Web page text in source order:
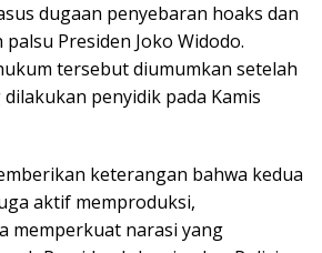
dugaan penyebaran hoaks dan
Presiden Joko Widodo.
tersebut diumumkan setelah
penyidik pada Kamis
keterangan bahwa kedua
aktif memproduksi,
memperkuat narasi yang